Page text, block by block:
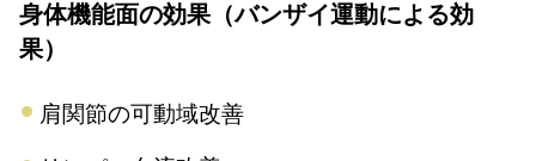
身体機能面の効果（バンザイ運動による効
果）
肩関節の可動域改善